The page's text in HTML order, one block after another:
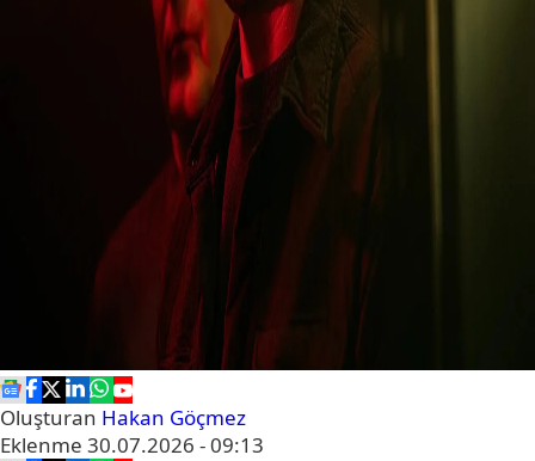
Oluşturan Hakan Göçmez
Eklenme 30.07.2026 - 09:13